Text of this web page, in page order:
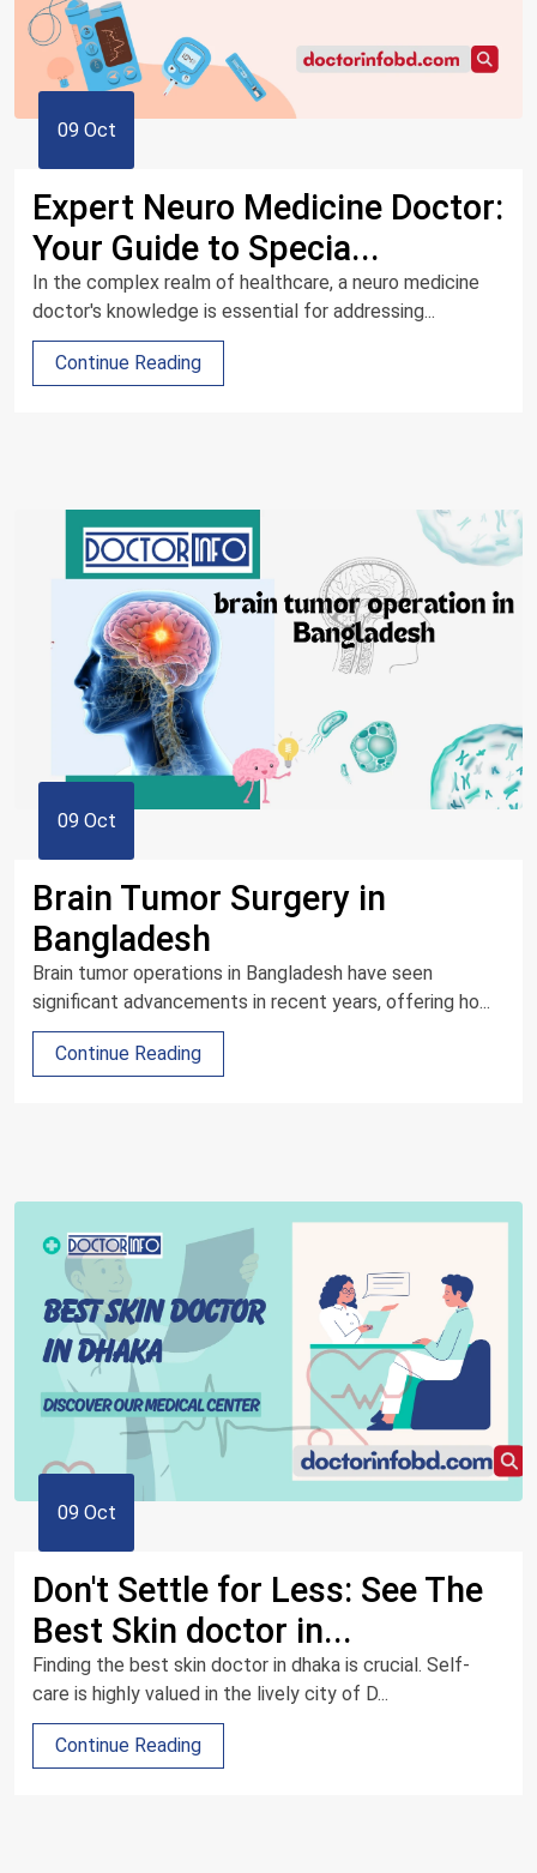
09 Oct
Expert Neuro Medicine Doctor:
Your Guide to Specia...
In the complex realm of healthcare, a neuro medicine
doctor's knowledge is essential for addressing...
Continue Reading
09 Oct
Brain Tumor Surgery in
Bangladesh
Brain tumor operations in Bangladesh have seen
significant advancements in recent years, offering ho...
Continue Reading
09 Oct
Don't Settle for Less: See The
Best Skin doctor in...
Finding the best skin doctor in dhaka is crucial. Self-
care is highly valued in the lively city of D...
Continue Reading